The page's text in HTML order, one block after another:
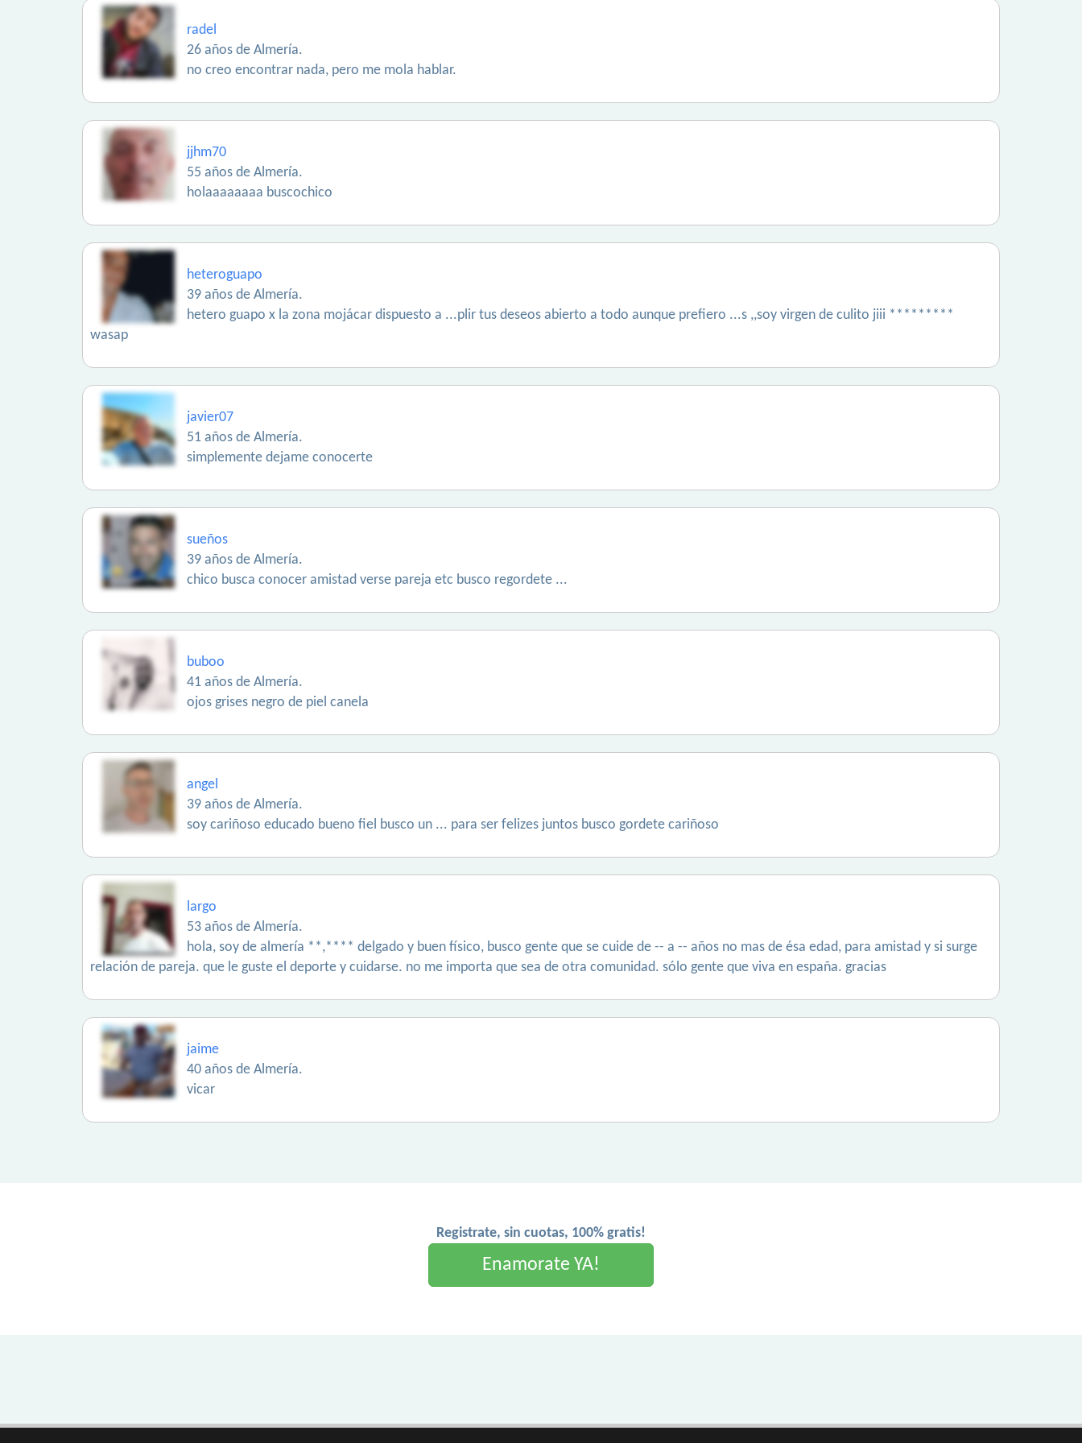
radel
26 años de Almería.
no creo encontrar nada, pero me mola hablar.
jjhm70
55 años de Almería.
holaaaaaaaa buscochico
heteroguapo
39 años de Almería.
hetero guapo x la zona mojácar dispuesto a ...plir tus deseos abierto a todo aunque prefiero ...s ,,soy virgen de culito jiii *********
wasap
javier07
51 años de Almería.
simplemente dejame conocerte
sueños
39 años de Almería.
chico busca conocer amistad verse pareja etc busco regordete ...
buboo
41 años de Almería.
ojos grises negro de piel canela
angel
39 años de Almería.
soy cariñoso educado bueno fiel busco un ... para ser felizes juntos busco gordete cariñoso
largo
53 años de Almería.
hola, soy de almería **,**** delgado y buen físico, busco gente que se cuide de -- a -- años no mas de ésa edad, para amistad y si surge
relación de pareja. que le guste el deporte y cuidarse. no me importa que sea de otra comunidad. sólo gente que viva en españa. gracias
jaime
40 años de Almería.
vicar
Registrate, sin cuotas, 100% gratis!
Enamorate YA!